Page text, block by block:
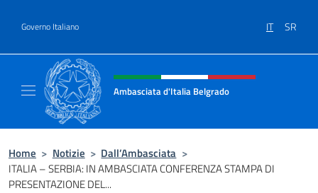
Governo Italiano IT SR
Intestazione sito, social e menù
Ambasciata d'Italia Belgrado
Home > Notizie > Dall’Ambasciata >
ITALIA – SERBIA: IN AMBASCIATA CONFERENZA STAMPA DI
PRESENTAZIONE DEL...